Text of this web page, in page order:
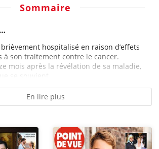
Sommaire
hospitalisé en raison d’effets
à son traitement contre le cancer.
mois après la révélation de sa maladie,
se souvient...
En lire plus